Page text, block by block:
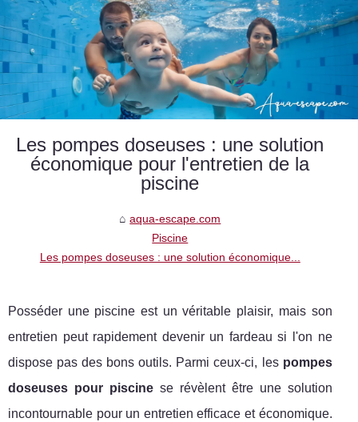
Les pompes doseuses : une solution
économique pour l'entretien de la
piscine
aqua-escape.com
Piscine
Les pompes doseuses : une solution économique...
Posséder une piscine est un véritable plaisir, mais son
entretien peut rapidement devenir un fardeau si l'on ne
dispose pas des bons outils. Parmi ceux-ci, les pompes
doseuses pour piscinese révèlent être une solution
incontournable pour un entretien efficace et économique.